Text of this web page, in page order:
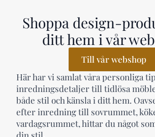
Shoppa design-
ditt hem i vår
Till vår webshop
Här har vi samlat våra personliga
inredningsdetaljer till tidlösa
både stil och känsla i ditt hem.
efter inredning till sovrummet,
vardagsrummet, hittar du något